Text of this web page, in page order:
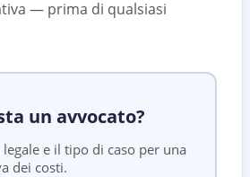
— prima di qualsiasi
un avvocato?
legale e il tipo di caso per una
dei costi.